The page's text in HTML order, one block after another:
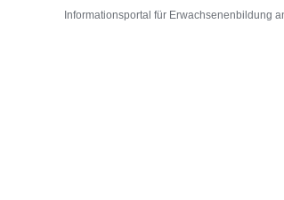
Informationsportal für Erwachsenenbildung